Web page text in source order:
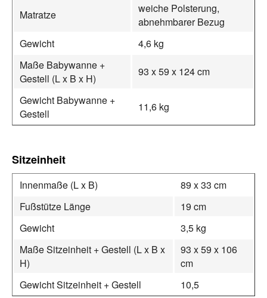
Matratze
weiche Polsterung,
abnehmbarer Bezug
Gewicht
4,6 kg
Maße Babywanne +
Gestell (L x B x H)
93 x 59 x 124 cm
Gewicht Babywanne +
Gestell
11,6 kg
Sitzeinheit
Innenmaße (L x B)
89 x 33 cm
Fußstütze Länge
19 cm
Gewicht
3,5 kg
Maße Sitzeinheit + Gestell (L x B x
H)
93 x 59 x 106
cm
Gewicht Sitzeinheit + Gestell
10,5